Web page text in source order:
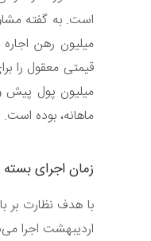
میلیون رهن
ماهانه، بوده است.
زمان اجرای
با هدف نظارت بر
اردیبهشت اجرا